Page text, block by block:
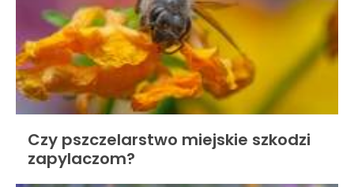
Czy pszczelarstwo miejskie szkodzi
zapylaczom?